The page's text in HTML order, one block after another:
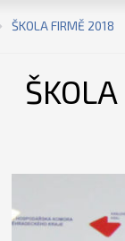
ŠKOLA FIRMĚ 2018